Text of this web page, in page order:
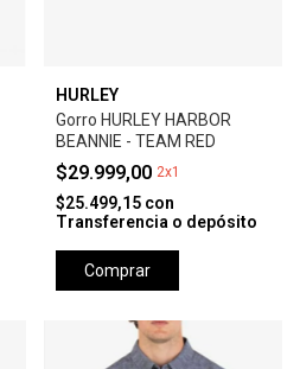
HURLEY
Gorro HURLEY HARBOR
BEANNIE - TEAM RED
$29.999,00 2x1
$25.499,15 con
Transferencia o depósito
Comprar